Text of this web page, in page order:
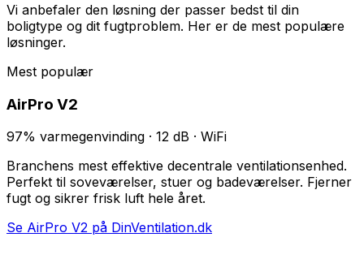
Vi anbefaler den løsning der passer bedst til din
boligtype og dit fugtproblem. Her er de mest populære
løsninger.
Mest populær
AirPro V2
97% varmegenvinding · 12 dB · WiFi
Branchens mest effektive decentrale ventilationsenhed.
Perfekt til soveværelser, stuer og badeværelser. Fjerner
fugt og sikrer frisk luft hele året.
Se AirPro V2 på DinVentilation.dk